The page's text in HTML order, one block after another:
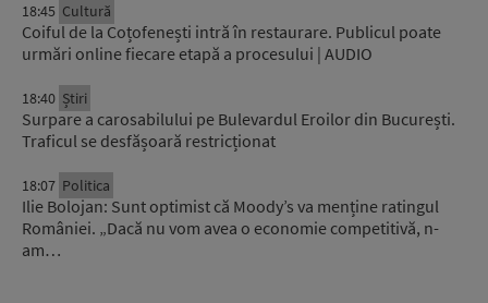
18:45 Cultură
Coiful de la Coțofenești intră în restaurare. Publicul poate
urmări online fiecare etapă a procesului | AUDIO
18:40 Știri
Surpare a carosabilului pe Bulevardul Eroilor din București.
Traficul se desfășoară restricționat
18:07 Politica
Ilie Bolojan: Sunt optimist că Moody’s va menține ratingul
României. „Dacă nu vom avea o economie competitivă, n-
am…